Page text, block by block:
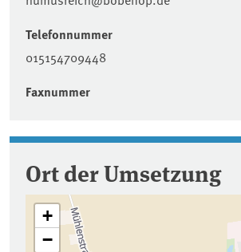
Telefonnummer
015154709448
Faxnummer
Ort der Umsetzung
+
−